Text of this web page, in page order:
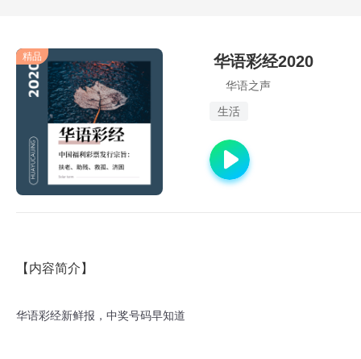
精品 华语彩经2020
华语之声
生活
【内容简介】
华语彩经新鲜报，中奖号码早知道